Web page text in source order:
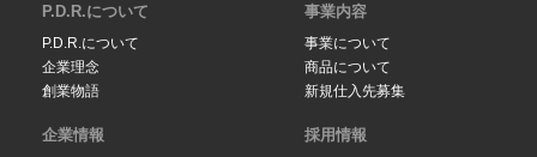
P.D.R.について
P.D.R.について
企業理念
創業物語
事業内容
事業について
商品について
新規仕入先募集
企業情報 採用情報